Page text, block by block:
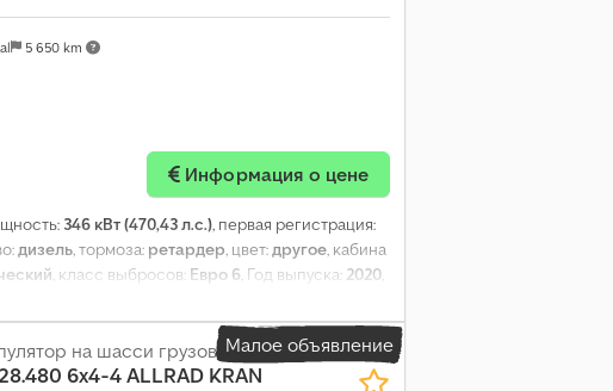
5 650 km
Информация о цене
346 кВт (470,43 л.с.), первая регистрация:
дизель , тормоза: ретардер , цвет:другое , кабина
, класс выбросов: Евро 6 , Год выпуска: 2020
Малое объявление
на шасси грузовика
6x4-4 ALLRAD KRAN